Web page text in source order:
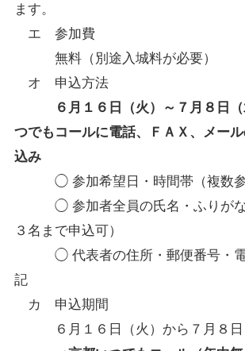
ます。
エ 参加費
無料（別途入城料が必要）
オ 申込方法
６月１６日（火）～７月８日
つでもコールに電話、ＦＡＸ、メー
込み
◯ 参加希望日・時間帯（複数参
◯ 参加者全員の氏名・ふりが
３名まで申込可）
◯ 代表者の住所・郵便番号・
記
カ 申込期間
６月１６日（火）から７月８